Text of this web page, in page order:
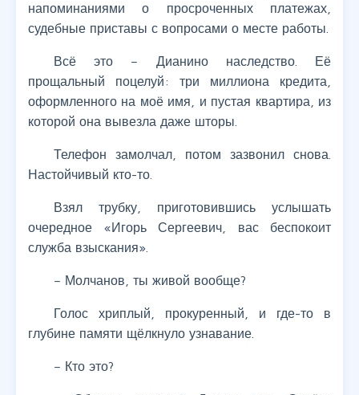
напоминаниями о просроченных платежах,
судебные приставы с вопросами о месте работы.
Всё это – Дианино наследство. Её
прощальный поцелуй: три миллиона кредита,
оформленного на моё имя, и пустая квартира, из
которой она вывезла даже шторы.
Телефон замолчал, потом зазвонил снова.
Настойчивый кто-то.
Взял трубку, приготовившись услышать
очередное «Игорь Сергеевич, вас беспокоит
служба взыскания».
– Молчанов, ты живой вообще?
Голос хриплый, прокуренный, и где-то в
глубине памяти щёлкнуло узнавание.
– Кто это?